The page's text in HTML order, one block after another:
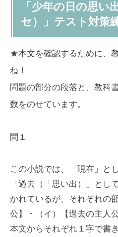
「少年の日の思い
セ）」テスト対策
★本文を確認するために、
ね！
問題の部分の段落と、教科
数をのせています。
問１
この小説では、「現在」と
「過去（「思い出）」とし
かれているが、それぞれの
公】・（イ）【過去の主人
本文からそれぞれ１字で書